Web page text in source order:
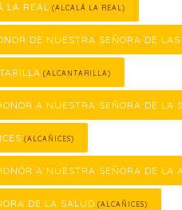
LA REAL (ALCALÁ LA REAL)
DE NUESTRA SEÑORA DE LAS
(ALCANTARILLA)
A NUESTRA SEÑORA DE LA
(ALCAÑICES)
A NUESTRA SEÑORA DE LA
DE LA SALUD (ALCAÑICES)